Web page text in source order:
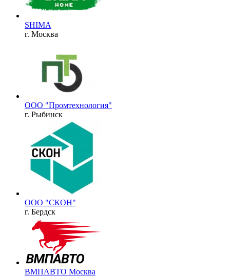
SHIMA
г. Москва
ООО "Промтехнология"
г. Рыбинск
ООО "СКОН"
г. Бердск
ВМПАВТО Москва